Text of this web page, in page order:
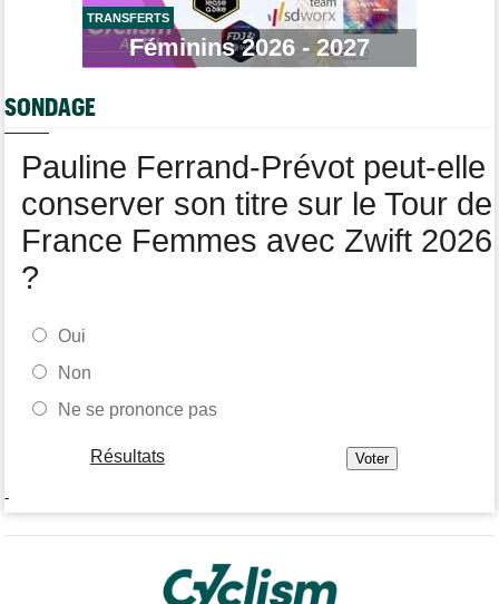
Route
Isaac Del Toro prolonge avec la formation UAE Team Emirates-
XRG
Tour de Pologne
TRANSFERTS
Féminins 2026 - 2027
SONDAGE
Pauline Ferrand-Prévot peut-elle
conserver son titre sur le Tour de
France Femmes avec Zwift 2026
?
Oui
Non
Ne se prononce pas
Résultats
-